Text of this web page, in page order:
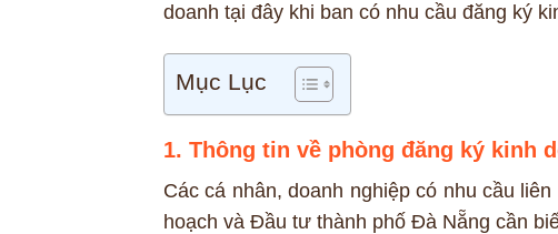
doanh tại đây khi ban có nhu cầu đăng ký
Mục Lục
1. Thông tin về phòng đăng ký kinh
Các cá nhân, doanh nghiệp có nhu cầu
hoạch và Đầu tư thành phố Đà Nẵng cần